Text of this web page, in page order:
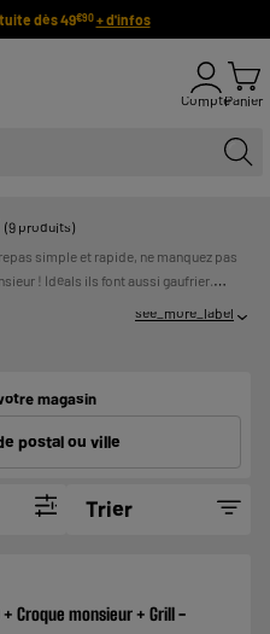
dès 49€90 + d'infos
ComptePanier
(9 produits)
simple et rapide, ne manquez pas
! Idéals ils font aussi gaufrier.
adhésif, l'appareil à croque
ETRE REMBOURSE.
AVANT DE
see_more_label
magasin
postal ou ville
Trier
+ Croque monsieur + Grill -